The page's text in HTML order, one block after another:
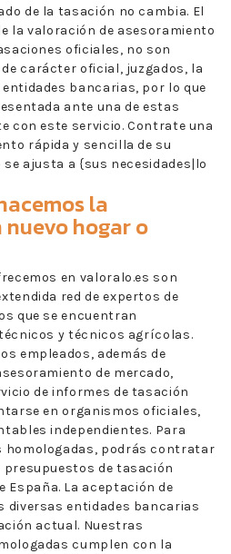
de la tasación no cambia. El
la valoración de asesoramiento
oficiales, no son
carácter oficial, juzgados, la
bancarias, por lo que
ante una de estas
con este servicio. Contrate una
rápida y sencilla de su
ajusta a {sus necesidades|lo
la
hogar o
en valoralo.es son
red de expertos de
que se encuentran
y técnicos agrícolas.
empleados, además de
de mercado,
de informes de tasación
en organismos oficiales,
independientes. Para
homologadas, podrás contratar
presupuestos de tasación
España. La aceptación de
diversas entidades bancarias
actual. Nuestras
cumplen con la